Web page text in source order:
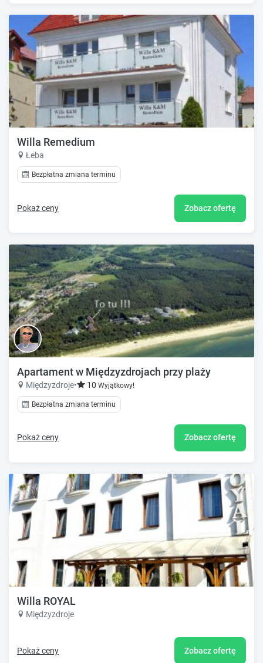
Willa Remedium
Łeba
Bezpłatna zmiana terminu
Pokaż ceny Zobacz ofertę
Apartament w Międzyzdrojach przy plaży
Międzyzdroje• 10 Wyjątkowy!
Bezpłatna zmiana terminu
Pokaż ceny Zobacz ofertę
Willa ROYAL
Międzyzdroje
Pokaż ceny Zobacz ofertę